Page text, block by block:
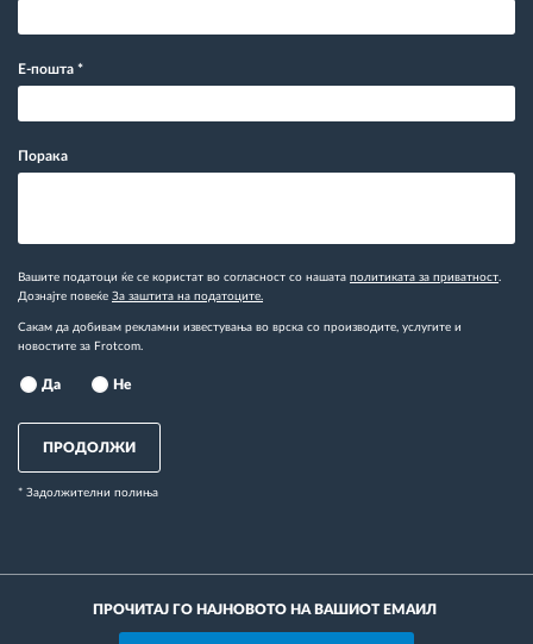
Е-пошта *
Порака
Вашите податоци ќе се користат во согласност со нашата политиката за приватност
Дознајте повеќе За заштита на податоците.
Сакам да добивам рекламни известувања во врска со производите, услугите и
новостите за Frotcom.
Да Не
ПРОДОЛЖИ
* Задолжителни полиња
ПРОЧИТАЈ ГО НАЈНОВОТО НА ВАШИОТ ЕМАИЛ